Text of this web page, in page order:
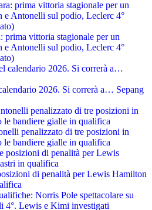
prima vittoria stagionale per un
e Antonelli sul podio, Leclerc 4°
2026. Si correrà a… Sepang
penalizzato di tre posizioni in
le bandiere gialle in qualifica
di penalità per Lewis Hamilton